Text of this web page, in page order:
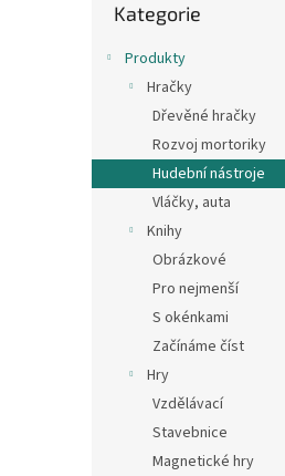
a
kategorie
Kategorie
Produkty
Hračky
Dřevěné hračky
Rozvoj mortoriky
Hudební nástroje
Vláčky, auta
Knihy
Obrázkové
Pro nejmenší
S okénkami
Začínáme číst
Hry
Vzdělávací
Stavebnice
Magnetické hry